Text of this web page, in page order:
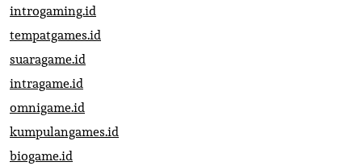
introgaming.id
tempatgames.id
suaragame.id
intragame.id
omnigame.id
kumpulangames.id
biogame.id